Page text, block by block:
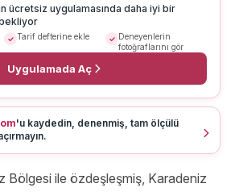
ücretsiz uygulamasında daha iyi bir
Tarif defterine ekle
Deneyenlerin
fotoğraflarını gör
Uygulamada Aç
'u kaydedin, denenmiş, tam ölçülü
Bölgesi ile özdeşleşmiş, Karadeniz